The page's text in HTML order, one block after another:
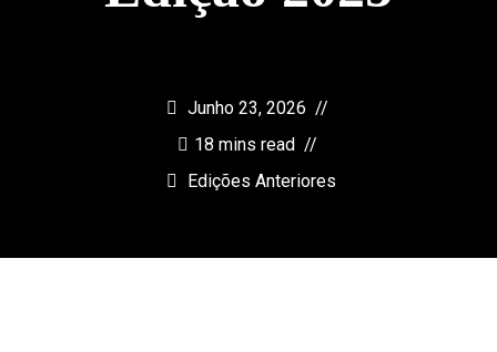
Junho 23, 2026
18 mins read
Edições Anteriores